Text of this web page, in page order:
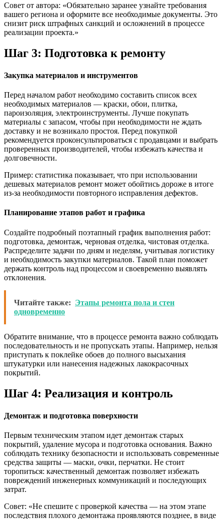
Совет от автора: «Обязательно заранее узнайте требования
вашего региона и оформите все необходимые документы. Это
снизит риск штрафных санкций и осложнений в процессе
реализации проекта.»
Шаг 3: Подготовка к ремонту
Закупка материалов и инструментов
Перед началом работ необходимо составить список всех
необходимых материалов — краски, обои, плитка,
пароизоляция, электроинструменты. Лучше покупать
материалы с запасом, чтобы при необходимости не ждать
доставку и не возникало простоя. Перед покупкой
рекомендуется проконсультироваться с продавцами и выбрать
проверенных производителей, чтобы избежать качества и
долговечности.
Пример: статистика показывает, что при использовании
дешевых материалов ремонт может обойтись дороже в итоге
из-за необходимости повторного исправления дефектов.
Планирование этапов работ и графика
Создайте подробный поэтапный график выполнения работ:
подготовка, демонтаж, черновая отделка, чистовая отделка.
Распределите задачи по дням и неделям, учитывая логистику
и необходимость закупки материалов. Такой план поможет
держать контроль над процессом и своевременно выявлять
отклонения.
Читайте также: Этапы ремонта пола и стен
одновременно
Обратите внимание, что в процессе ремонта важно соблюдать
последовательность и не пропускать этапы. Например, нельзя
приступать к поклейке обоев до полного высыхания
штукатурки или нанесения надежных лакокрасочных
покрытий.
Шаг 4: Реализация и контроль
Демонтаж и подготовка поверхности
Первым техническим этапом идет демонтаж старых
покрытий, удаление мусора и подготовка основания. Важно
соблюдать технику безопасности и использовать современные
средства защиты — маски, очки, перчатки. Не стоит
торопиться: качественный демонтаж позволяет избежать
повреждений инженерных коммуникаций и последующих
затрат.
Совет: «Не спешите с проверкой качества — на этом этапе
последствия плохого демонтажа проявляются позднее, в виде